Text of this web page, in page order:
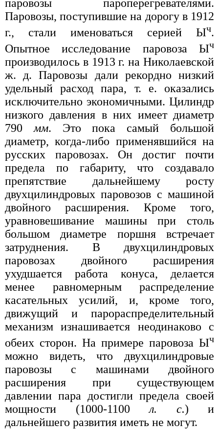
паровозы пароперегревателями.
Паровозы, поступившие на дорогу в 1912
г., стали именоваться серией Ыч.
Опытное исследование паровоза Ыч
производилось в 1913 г. на Николаевской
ж. д. Паровозы дали рекордно низкий
удельный расход пара, т. е. оказались
исключительно экономичными. Цилиндр
низкого давления в них имеет диаметр
790мм. Это пока самый большой
диаметр, когда-либо применявшийся на
русских паровозах. Он достиг почти
предела по габариту, что создавало
препятствие дальнейшему росту
двухцилиндровых паровозов с машиной
двойного расширения. Кроме того,
уравновешивание машины при столь
большом диаметре поршня встречает
затруднения. В двухцилиндровых
паровозах двойного расширения
ухудшается работа конуса, делается
менее равномерным распределение
касательных усилий, и, кроме того,
движущий и парораспределительный
механизм изнашивается неодинаково с
обеих сторон. На примере паровоза Ыч
можно видеть, что двухцилиндровые
паровозы с машинами двойного
расширения при существующем
давлении пара достигли предела своей
мощности (1000-1100л. с.) и
дальнейшего развития иметь не могут.